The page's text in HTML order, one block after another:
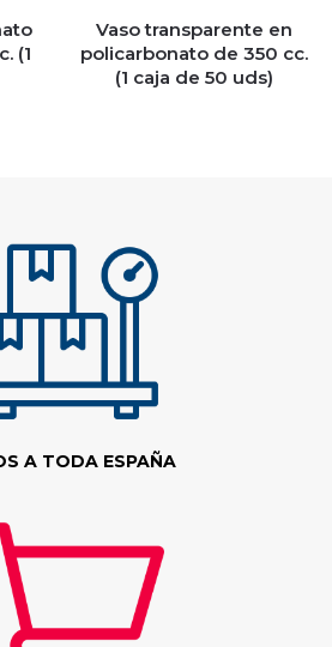
(1
Vaso transparente en
policarbonato de 350 cc.
(1 caja de 50 uds)
A TODA ESPAÑA